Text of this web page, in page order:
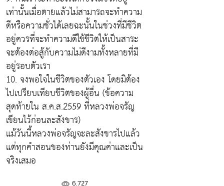
เท่านั้นเมื่อตายแล้วไม่สามารถจะทำความ
ดีหรือความชั่วได้เลยฉะนั้นในช่วงที่มีชีวิต
อยู่ควรที่จะทำความดีใช้ชีวิตให้เป็นสาระ
จะต้องต่อสู้กับความไม่ดีงามทั้งหลายที่มี
อยู่รอบตัวเรา
10. จงพอใจในชีวิตของตัวเอง โดยมิต้อง
ไปเปรียบเทียบชีวิตของผู้อื่น (ข้อความ
สุดท้ายใน ส.ค.ส.2559 ที่หลวงพ่อจรัญ
เขียนไว้ก่อนละสังขาร)
แม้วันนี้หลวงพ่อจรัญจะละสังขารไปแล้ว
แต่ทุกคำสอนของท่านยังมีคุณค่าและเป็น
จริงเสมอ
6,727